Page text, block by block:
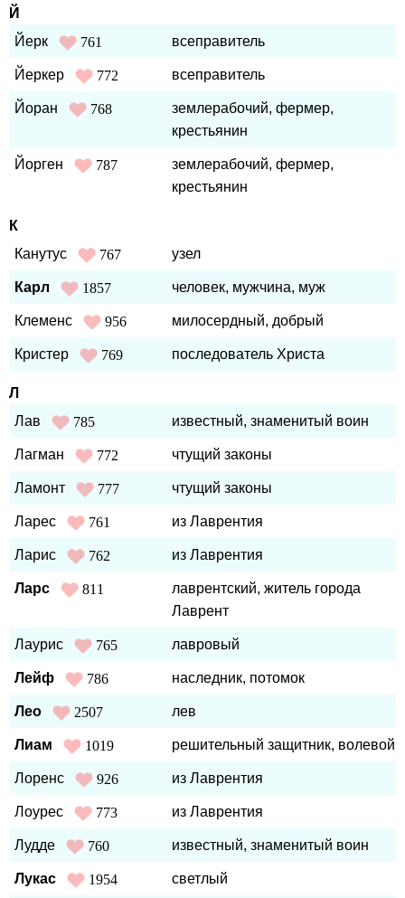
Й
Йерк
761 всеправитель
Йеркер 772 всеправитель
Йоран 768
землерабочий, фермер,
крестьянин
Йорген 787
землерабочий, фермер,
крестьянин
К
Канутус
767 узел
Карл 1857 человек, мужчина, муж
Клеменс 956 милосердный, добрый
Кристер 769 последователь Христа
Л
Лав
785 известный, знаменитый воин
Лагман 772 чтущий законы
Ламонт 777 чтущий законы
Ларес 761 из Лаврентия
Ларис 762 из Лаврентия
Ларс 811
лаврентский, житель города
Лаврент
Лаурис 765 лавровый
Лейф 786 наследник, потомок
Лео 2507 лев
Лиам 1019 решительный защитник, волевой
Лоренс 926 из Лаврентия
Лоурес 773 из Лаврентия
Лудде 760 известный, знаменитый воин
Лукас 1954 светлый